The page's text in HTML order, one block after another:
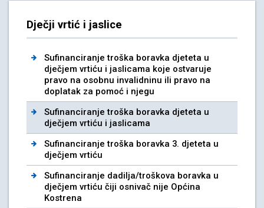
Dječji vrtić i jaslice
Sufinanciranje troška boravka djeteta u
dječjem vrtiću i jaslicama koje ostvaruje
pravo na osobnu invalidninu ili pravo na
doplatak za pomoć i njegu
Sufinanciranje troška boravka djeteta u
dječjem vrtiću i jaslicama
Sufinanciranje troška boravka 3. djeteta u
dječjem vrtiću
Sufinanciranje dadilja/troškova boravka u
dječjem vrtiću čiji osnivač nije Općina
Kostrena